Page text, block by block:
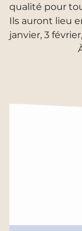
qualité pour
Ils auront lieu
janvier, 3